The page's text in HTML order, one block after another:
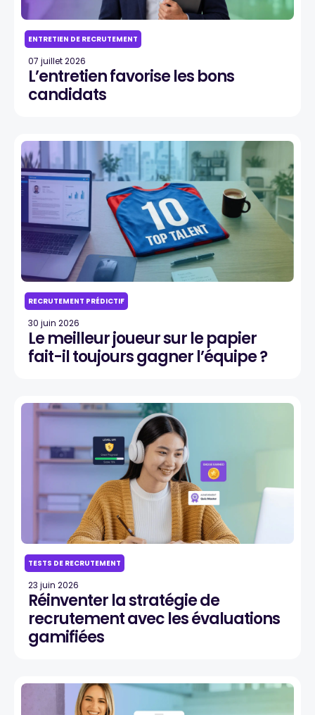
ENTRETIEN DE RECRUTEMENT
07 juillet 2026
L’entretien favorise les bons
candidats
RECRUTEMENT PRÉDICTIF
30 juin 2026
Le meilleur joueur sur le papier
fait-il toujours gagner l’équipe ?
TESTS DE RECRUTEMENT
23 juin 2026
Réinventer la stratégie de
recrutement avec les évaluations
gamifiées